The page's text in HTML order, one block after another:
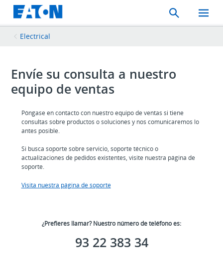
Search
Toggle
Mobile
Electrical
Envíe su consulta a nuestro
equipo de ventas
Póngase en contacto con nuestro equipo de ventas si tiene
consultas sobre productos o soluciones y nos comunicaremos lo
antes posible.
Si busca soporte sobre servicio, soporte técnico o
actualizaciones de pedidos existentes, visite nuestra página de
soporte.
Visita nuestra página de soporte
¿Prefieres llamar? Nuestro número de teléfono es:
93 22 383 34